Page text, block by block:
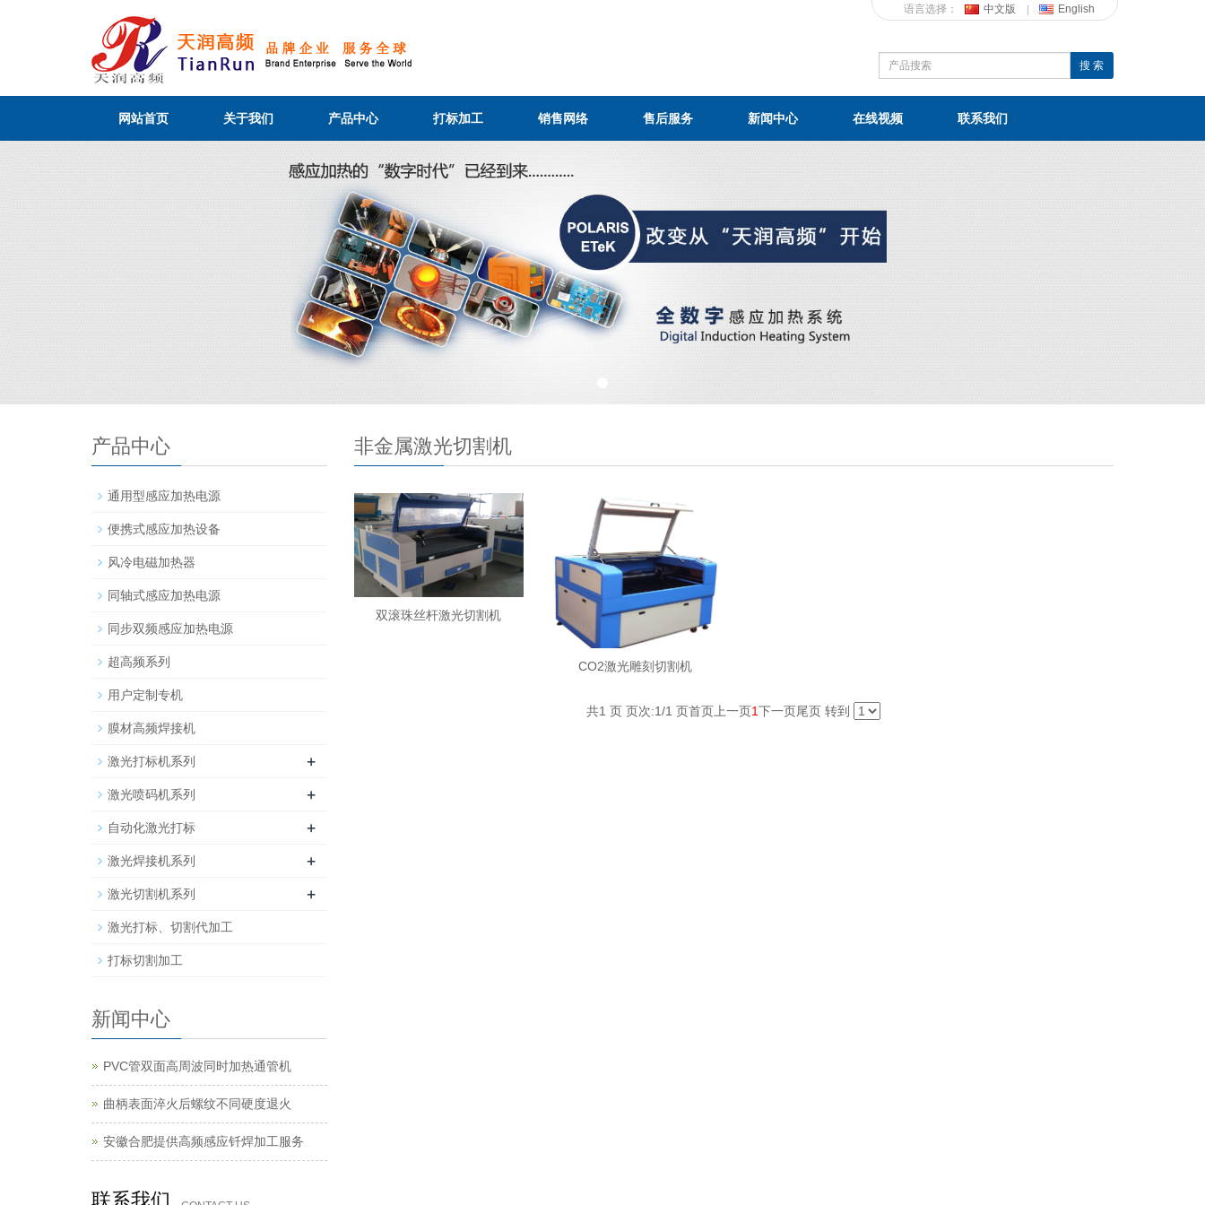
语言选择： 中文版 English
搜 索
网站首页 关于我们 产品中心 打标加工 销售网络 售后服务 新闻中心 在线视频 联系我们
非金属激光切割机
双滚珠丝杆激光切割机
CO2激光雕刻切割机
共1 页 页次:1/1 页首页上一页1下一页尾页 转到
产品中心
通用型感应加热电源
便携式感应加热设备
风冷电磁加热器
同轴式感应加热电源
同步双频感应加热电源
超高频系列
用户定制专机
膜材高频焊接机
激光打标机系列 +
激光喷码机系列 +
自动化激光打标 +
激光焊接机系列 +
激光切割机系列 +
激光打标、切割代加工
打标切割加工
新闻中心
PVC管双面高周波同时加热通管机
曲柄表面淬火后螺纹不同硬度退火
安徽合肥提供高频感应钎焊加工服务
联系我们